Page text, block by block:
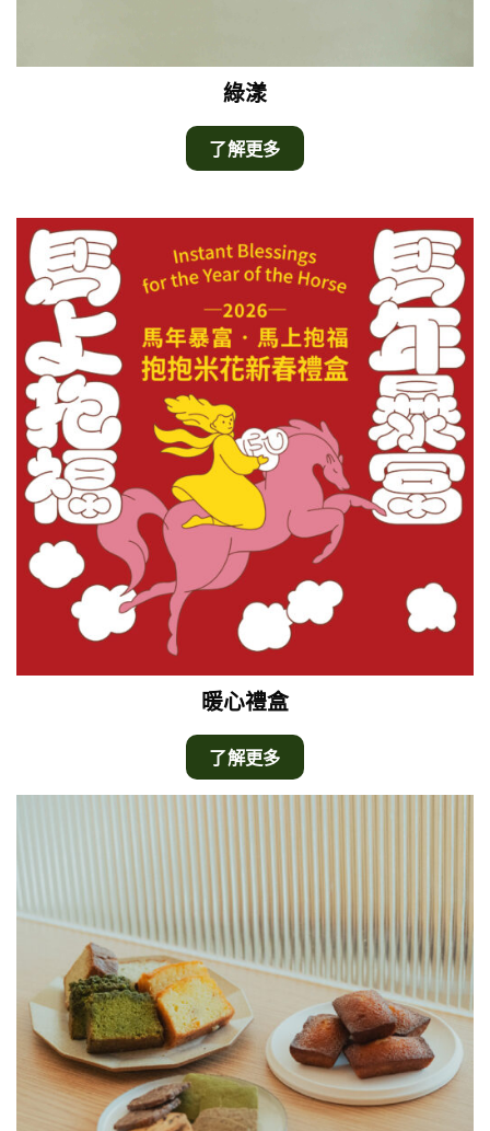
綠漾
了解更多
暖心禮盒
了解更多